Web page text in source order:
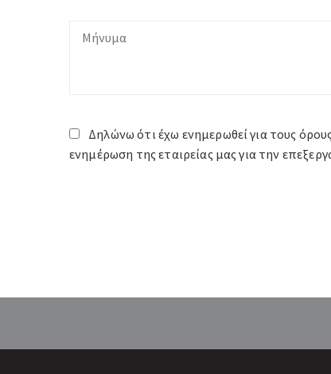
Δηλώνω ότι έχω ενημερωθεί για τους
ενημέρωση της εταιρείας μας για την